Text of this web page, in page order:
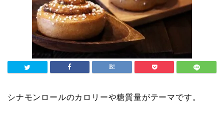
シナモンロールのカロリーや糖質量がテーマです。